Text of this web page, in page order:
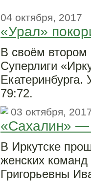
04 октября, 2017
«Урал»
В своём втором
Суперлиги
79:72.
03 октября,
«Сахалин»
В Иркутске
женских
Григорьевны